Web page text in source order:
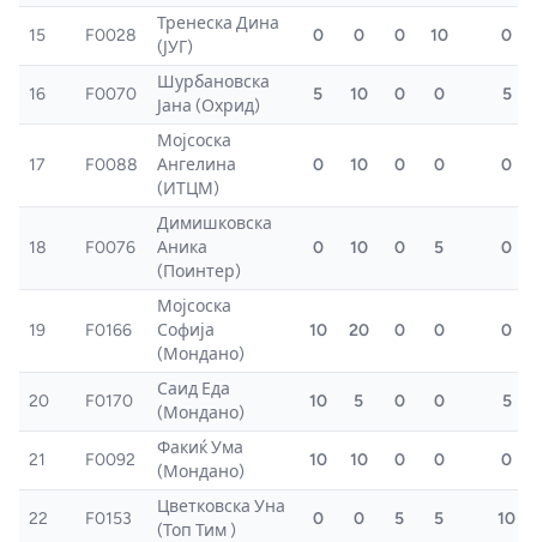
15 F0028
Тренеска Дина
(ЈУГ)
0 0 0 10 0
16 F0070
Шурбановска
Јана (Охрид)
5 10 0 0 5
17 F0088
Мојсоска
Ангелина
(ИТЦМ)
0 10 0 0 0
18 F0076
Димишковска
Аника
(Поинтер)
0 10 0 5 0
19 F0166
Мојсоска
Софија
(Мондано)
10 20 0 0 0
20 F0170
Саид Еда
(Мондано)
10 5 0 0 5
21 F0092
Факиќ Ума
(Мондано)
10 10 0 0 0
22 F0153
Цветковска Уна
(Топ Тим )
0 0 5 5 10